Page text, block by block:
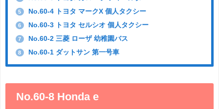
5 No.60-4 トヨタ マークX 個人タクシー
6 No.60-3 トヨタ セルシオ 個人タクシー
7 No.60-2 三菱 ローザ 幼稚園バス
8 No.60-1 ダットサン 第一号車
No.60-8 Honda e